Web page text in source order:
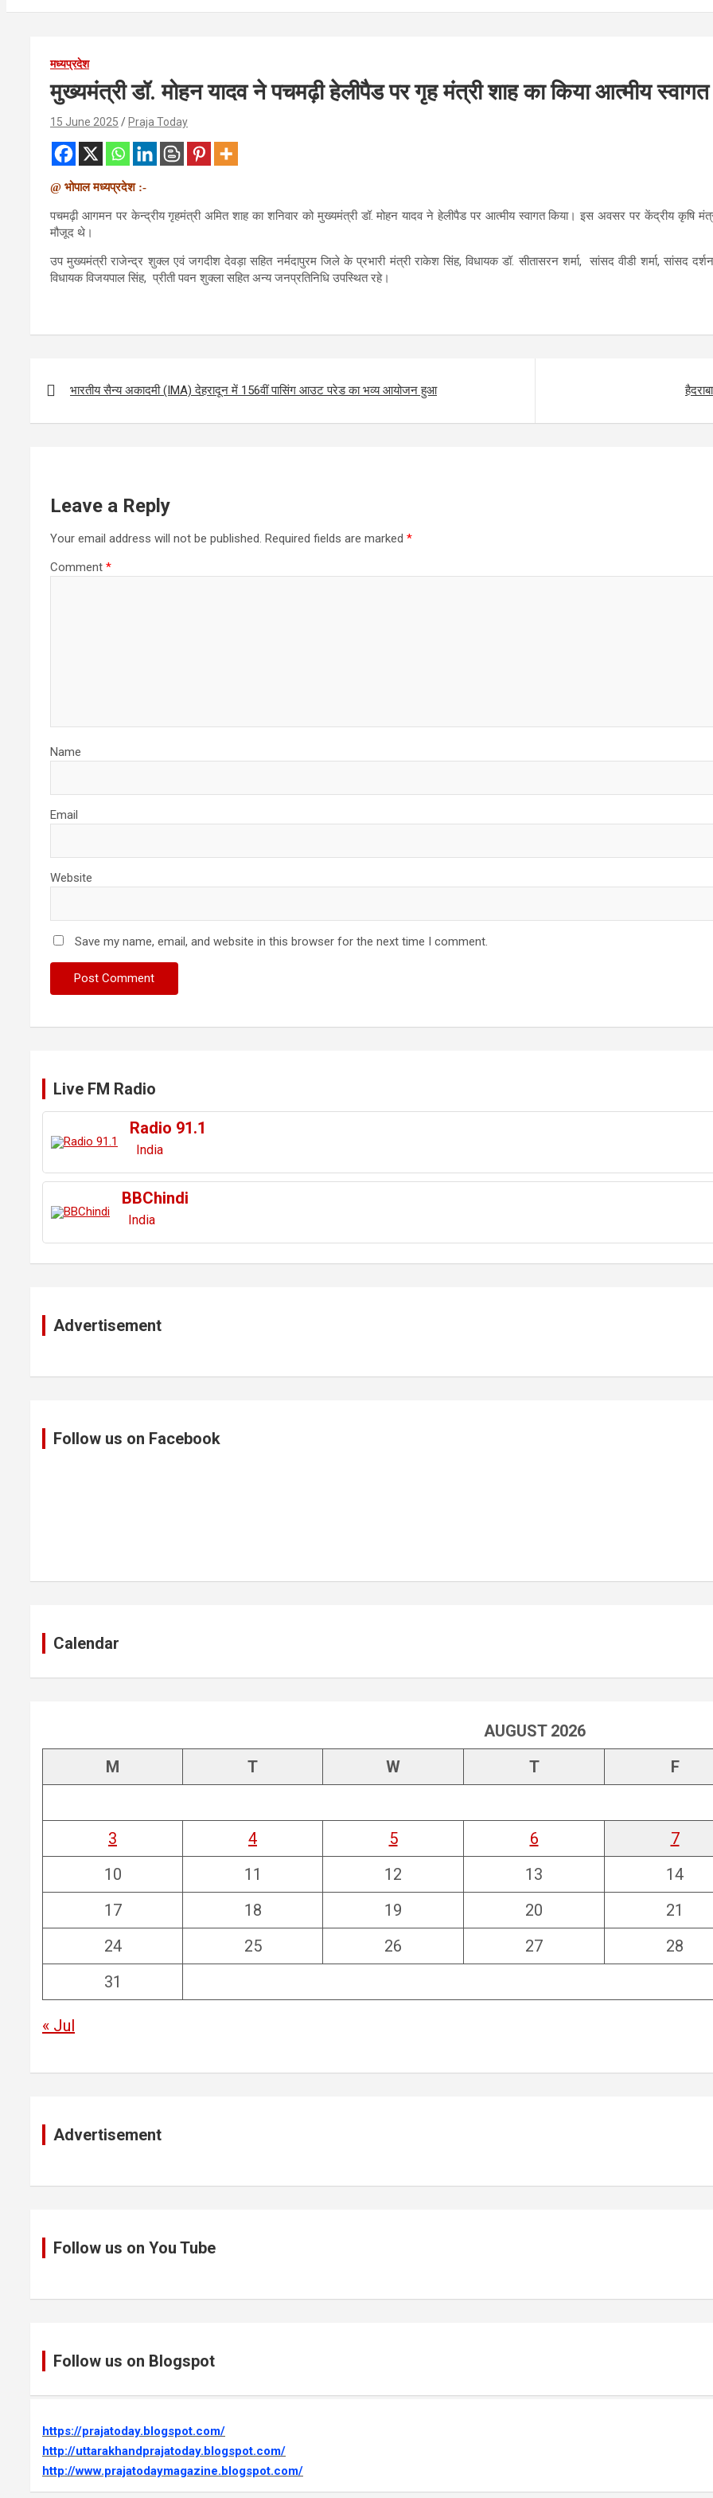
मध्यप्रदेश
मुख्यमंत्री डॉ. मोहन यादव ने पचमढ़ी हेलीपैड पर गृह मंत्री शाह का किया आत्मीय स्वागत
15 June 2025 Praja Today
@ भोपाल मध्यप्रदेश :-
पचमढ़ी आगमन पर केन्द्रीय गृहमंत्री अमित शाह का शनिवार को मुख्यमंत्री डॉ. मोहन यादव ने हेलीपैड पर आत्मीय स्वागत किया। इस अवसर पर केंद्रीय कृषि
मौजूद थे।
उप मुख्यमंत्री राजेन्द्र शुक्ल एवं जगदीश देवड़ा सहित नर्मदापुरम जिले के प्रभारी मंत्री राकेश सिंह, विधायक डॉ. सीतासरन शर्मा, सांसद वीडी शर्मा, सांसद दर्शन
विधायक विजयपाल सिंह, प्रीती पवन शुक्ला सहित अन्य जनप्रतिनिधि उपस्थित रहे।
navigation
भारतीय सैन्य अकादमी (IMA) देहरादून में 156वीं पासिंग आउट परेड का भव्य आयोजन हुआ
Leave a Reply
Your email address will not be published. Required fields are marked *
Comment *
Name
Email
Website
Save my name, email, and website in this browser for the next time I comment.
Live FM Radio
Radio 91.1
India
BBChindi
India
Advertisement
Follow us on Facebook
Calendar
AUGUST 2026
M
T W T F
3 4 5 6
7
10
11 12 13
14
17
18 19 20
21
24
25 26 27
28
31
« Jul
Advertisement
Follow us on You Tube
Follow us on Blogspot
https://prajatoday.blogspot.com/
http://uttarakhandprajatoday.blogspot.com/
http://www.prajatodaymagazine.blogspot.com/